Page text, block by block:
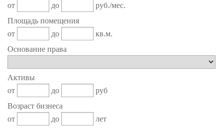
от
до
руб./мес.
Площадь помещения
от
до
кв.м.
Основание права
Активы
от
до
руб
Возраст бизнеса
от
до
лет